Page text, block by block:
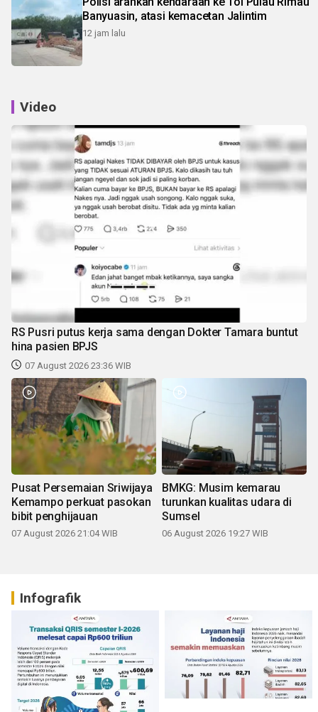
Banyuasin, atasi kemacetan Jalintim
12 jam lalu
Video
RS Pusri putus kerja sama dengan Dokter Tamara buntut
hina pasien BPJS
07 August 2026 23:36 WIB
Pusat Persemaian Sriwijaya
Kemampo perkuat pasokan
bibit penghijauan
07 August 2026 21:04 WIB
BMKG: Musim kemarau
turunkan kualitas udara di
Sumsel
06 August 2026 19:27 WIB
Infografik